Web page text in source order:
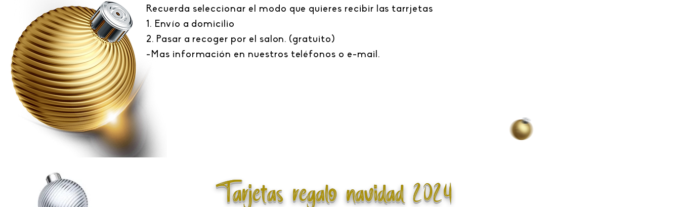
Recuerda seleccionar el modo que quieres recibir las tarrjetas
1. Envío a domicilio
2. Pasar a recoger por el salon. (gratuito)
-Mas información en nuestros teléfonos o e-mail.
Tarjetas regalo navidad 2024